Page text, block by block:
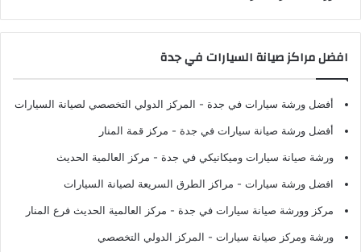
افضل مراكز صيانة السيارات في جدة
أفضل ورشة سيارات في جدة - المركز الدولي التخصصي لصيانة السيارات
أفضل ورشة صيانة سيارات في جدة - مركز قمة المنار
ورشة صيانة سيارات وميكانيكي في جدة - مركز العالمية الحديث
افضل ورشة سيارات - مراكز الطرق السريعة لصيانة السيارات
مركز وورشة صيانة سيارات في جدة - مركز العالمية الحديث فرع المنار
ورشة ومركز صيانة سيارات - المركز الدولي التخصصي